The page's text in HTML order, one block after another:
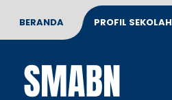
BERANDA PROFIL SEKOLAH